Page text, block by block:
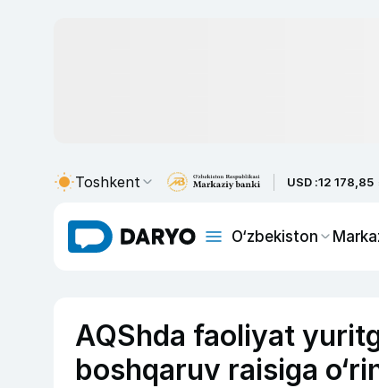
Toshkent USD :12 178,85
O‘zbekiston
AQShda faoliyat
boshqaruv raisiga